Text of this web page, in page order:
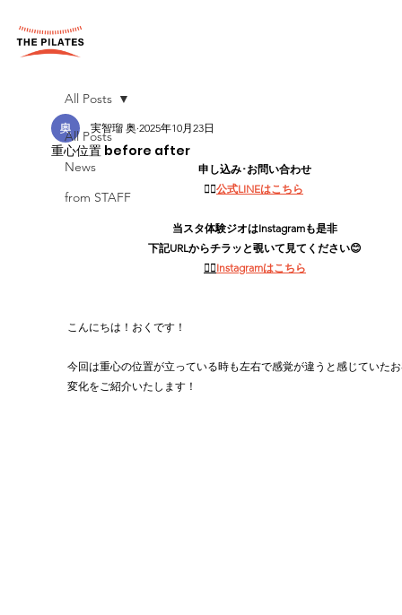
All Posts
News
from STAFF
All Posts
重心位置 before after
実智瑠 奥 2025年10月23日
申し込み･お問い合わせ
👉🏻公式LINEはこちら
当スタ体験ジオはInstagramも是非
下記URLからチラッと覗いて見てください😊
👉🏻Instagramはこちら
こんにちは！おくです！
今回は重心の位置が立っている時も左右で感覚が違うと感じていた
変化をご紹介いたします！